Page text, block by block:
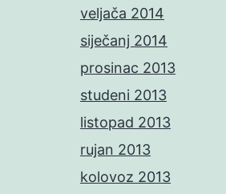
veljača 2014
siječanj 2014
prosinac 2013
studeni 2013
listopad 2013
rujan 2013
kolovoz 2013